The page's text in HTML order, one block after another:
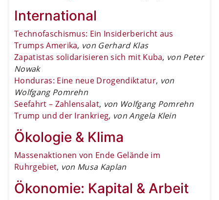
International
Technofaschismus: Ein Insiderbericht aus
Trumps Amerika, von Gerhard Klas
Zapatistas solidarisieren sich mit Kuba, von Peter
Nowak
Honduras: Eine neue Drogendiktatur, von
Wolfgang Pomrehn
Seefahrt – Zahlensalat, von Wolfgang Pomrehn
Trump und der Irankrieg, von Angela Klein
Ökologie & Klima
Massenaktionen von Ende Gelände im
Ruhrgebiet, von Musa Kaplan
Ökonomie: Kapital & Arbeit